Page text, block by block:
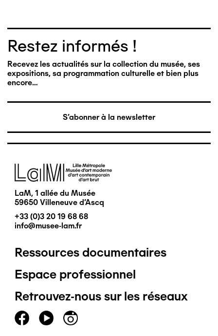
Restez informés !
Recevez les actualités sur la collection du musée, ses
expositions, sa programmation culturelle et bien plus
encore…
S'abonner à la newsletter
Image
LaM, 1 allée du Musée
59650 Villeneuve d'Ascq
+33 (0)3 20 19 68 68
info@musee-lam.fr
Pied
de
page
principal
Ressources documentaires
Espace professionnel
Retrouvez-nous sur les réseaux